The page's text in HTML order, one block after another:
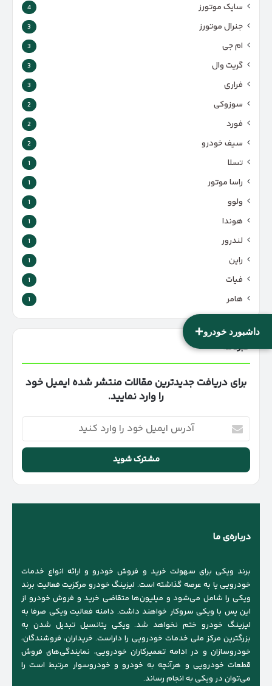
+داشبورد خودرو
سایک موتورز 4
جنرال موتورز 3
ام جی 3
گریت وال 3
فراری 3
سوزوکی 2
فورد 2
سیف خودرو 2
تسلا 1
راسا موتور 1
ولوو 1
هوندا 1
لندرور 1
راین 1
فیات 1
هامر 1
خبرنامه
برای دریافت جدیدترین مقالات منتشر شده ایمیل خود
را وارد نمایید.
آدرس
ایمیل
خود
وارد
کنید
درباره‌ی ما
برند ویکی برای سهولت خرید و فروش خودرو و ارائه انواع خدمات
خودرویی پا به عرصه گذاشته است. لیزینگ خودرو مرکزیت فعالیت برند
ویکی را شامل می‌شود و میلیون‌ها متقاضی خرید و فروش خودرو از
این پس با ویکی سروکار خواهند داشت. دامنه فعالیت ویکی صرفا به
لیزینگ خودرو ختم نخواهد شد. ویکی پتانسیل تبدیل شدن به
بزرگترین مرکز ملی خدمات خودرویی را داراست. خریداران، فروشندگان،
خودروسازان و در ادامه تعمیرکاران خودرویی، نمایندگی‌های فروش
قطعات خودرویی و هرآنچه به خودرو و خودروسوار مرتبط است را
می‌توان در ویکی به انجام رساند.